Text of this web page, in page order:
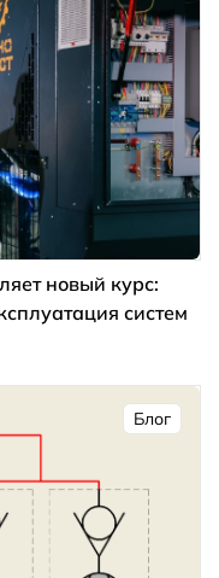
новый курс:
систем
Блог